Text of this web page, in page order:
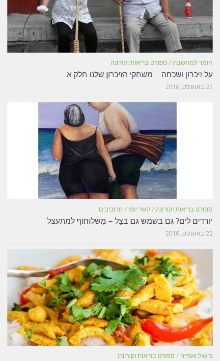
חומר למחשבה / ספורט בריאות וקורונה
על זיכרון ושכחה – משחקי הזיכרון שלנו חלק א
22 באוגוסט, 2016
ספורט בריאות וקורונה / קשר יומי / תחביבים
יורדים לים? גם בשמש גם בּצֵל – מִשלוחוף למתעצל
22 באוגוסט, 2016
בישול ואפייה / ספורט בריאות וקורונה